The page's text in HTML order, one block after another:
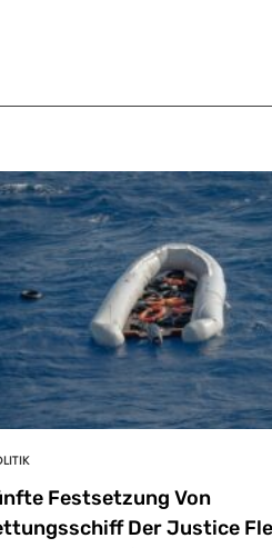
Festsetzung Von
Der Justice